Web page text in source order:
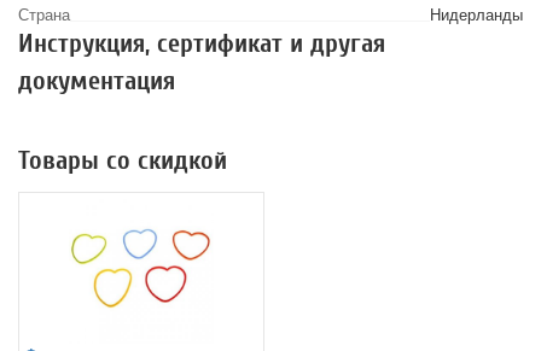
Страна
Нидерланды
Инструкция, сертификат и другая
документация
Товары со скидкой